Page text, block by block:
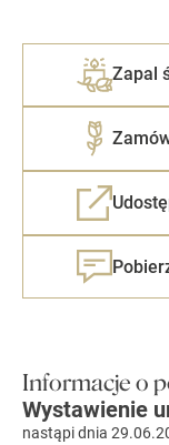
Zapal
Informacje o
Wystawienie
nastąpi dnia